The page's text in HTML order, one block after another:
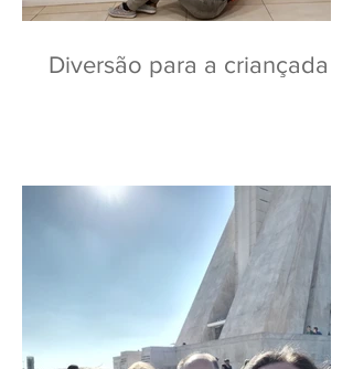
Diversão para a criançada